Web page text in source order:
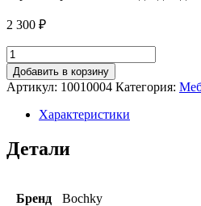
2 300 ₽
Количество
товара
Термометр
Добавить в корзину
Артикул: 10010004 Категория:
Характеристики
Детали
Бренд Bochky